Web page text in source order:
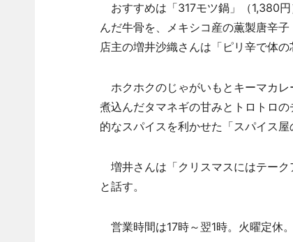
おすすめは「317モツ鍋」（1,380
んだ牛骨を、メキシコ産の薫製唐辛
店主の増井沙織さんは「ピリ辛で体の
ホクホクのじゃがいもとキーマカレ
煮込んだタマネギの甘みとトロトロ
的なスパイスを利かせた「スパイス
増井さんは「クリスマスにはテーク
と話す。
営業時間は17時～翌1時。火曜定休。